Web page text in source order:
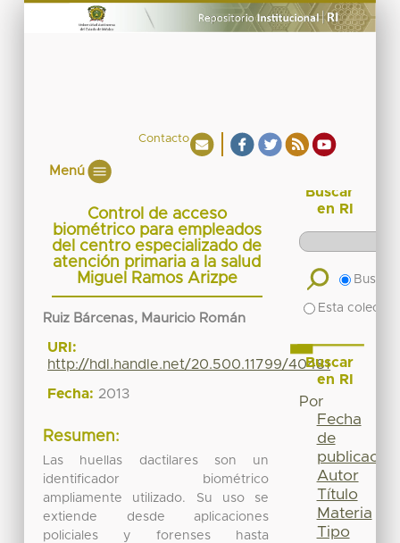
Contacto
Menú
Control de acceso
biométrico para empleados
del centro especializado de
atención primaria a la salud
Miguel Ramos Arizpe
Ruiz Bárcenas, Mauricio Román
URI:
http://hdl.handle.net/20.500.11799/40481
Fecha: 2013
Resumen:
Las huellas dactilares son un
identificador biométrico
ampliamente utilizado. Su uso se
extiende desde aplicaciones
policiales y forenses hasta
Buscar
en RI
Buscar
Esta
Buscar
en RI
Por
Fecha
de
publicación
Autor
Título
Materia
Tipo